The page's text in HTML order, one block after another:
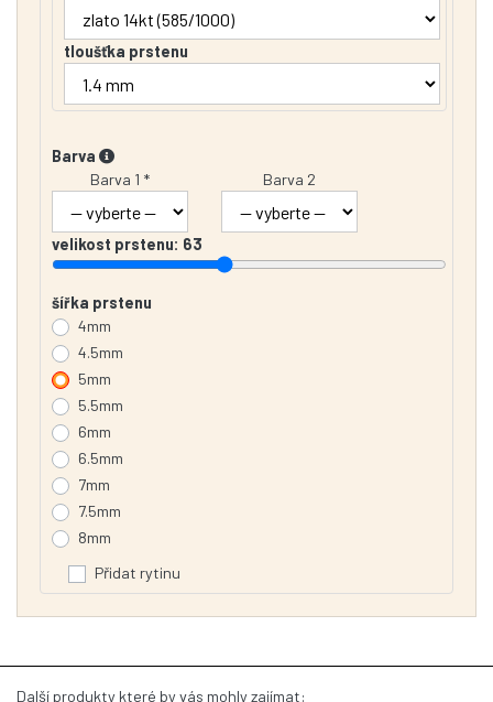
tloušťka prstenu
Barva
Barva 1 *
Barva 2
velikost prstenu: 63
šířka prstenu
4mm
4.5mm
5mm
5.5mm
6mm
6.5mm
7mm
7.5mm
8mm
Přidat rytinu
Další produkty které by vás mohly zajímat: